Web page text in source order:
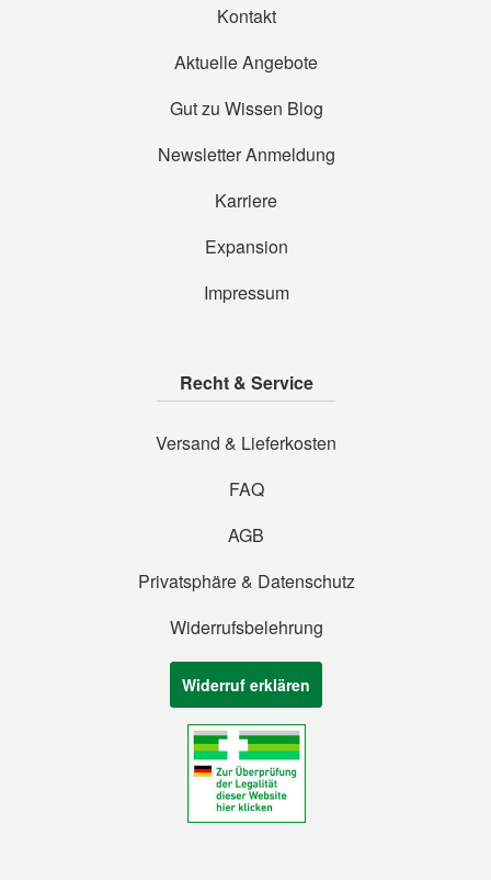
Kontakt
Aktuelle Angebote
Gut zu Wissen Blog
Newsletter Anmeldung
Karriere
Expansion
Impressum
Recht & Service
Versand & Lieferkosten
FAQ
AGB
Privatsphäre & Datenschutz
Widerrufsbelehrung
Widerruf erklären